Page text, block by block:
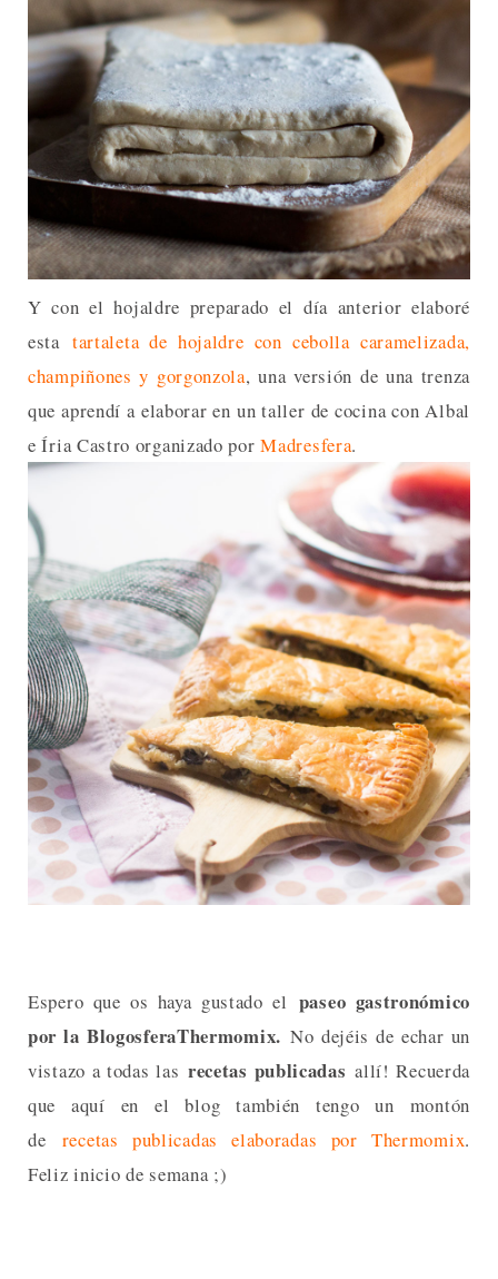
Y con el hojaldre preparado el día anterior elaboré
esta tartaleta de hojaldre con cebolla caramelizada,
champiñones y gorgonzola, una versión de una trenza
que aprendí a elaborar en un taller de cocina con Albal
e Íria Castro organizado porMadresfera.
Espero que os haya gustado el paseo gastronómico
por la BlogosferaThermomix. No dejéis de echar un
vistazo a todas las recetas publicadas allí! Recuerda
que aquí en el blog también tengo un montón
de recetas publicadas elaboradas por Thermomix.
Feliz inicio de semana ;)